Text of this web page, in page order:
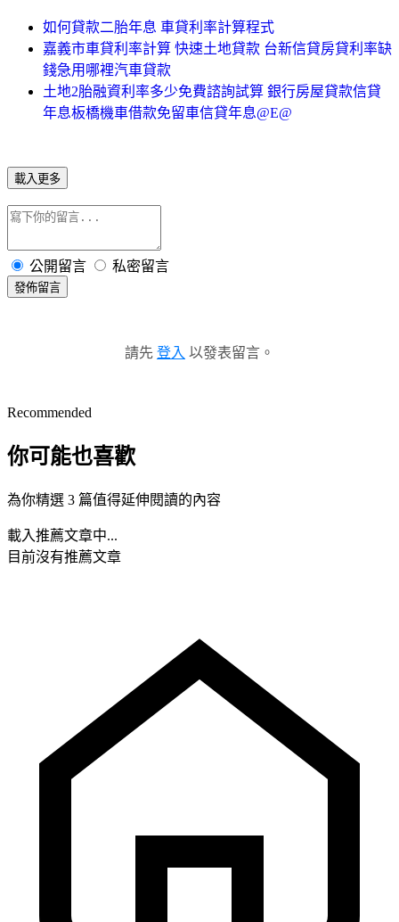
如何貸款二胎年息 車貸利率計算程式
嘉義市車貸利率計算 快速土地貸款 台新信貸房貸利率缺
錢急用哪裡汽車貸款
土地2胎融資利率多少免費諮詢試算 銀行房屋貸款信貸
年息板橋機車借款免留車信貸年息@E@
載入更多
公開留言 私密留言
發佈留言
請先 登入 以發表留言。
Recommended
你可能也喜歡
為你精選 3 篇值得延伸閱讀的內容
載入推薦文章中...
目前沒有推薦文章